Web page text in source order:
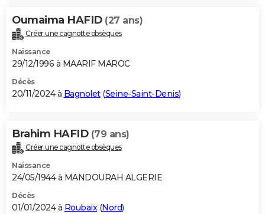
Oumaima HAFID (27 ans)
Créer une cagnotte obsèques
Naissance
29/12/1996 à MAARIF MAROC
Décès
20/11/2024 à Bagnolet(Seine-Saint-Denis)
Brahim HAFID (79 ans)
Créer une cagnotte obsèques
Naissance
24/05/1944 à MANDOURAH ALGERIE
Décès
01/01/2024 à Roubaix(Nord)